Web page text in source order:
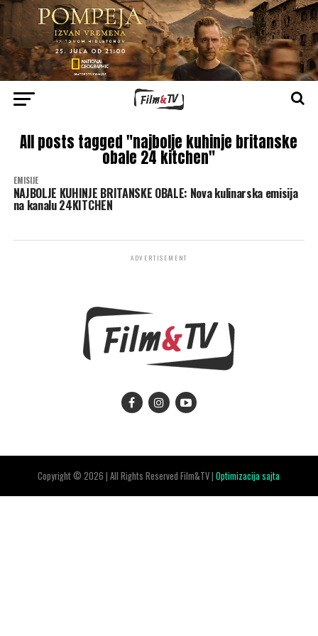
All posts tagged "najbolje kuhinje britanske
obale 24 kitchen"
EMISIJE
NAJBOLJE KUHINJE BRITANSKE OBALE: Nova kulinarska emisija
na kanalu 24KITCHEN
ADVERTISEMENT
Copyright © 2026 | All Rights Reserved Film&TV |Optimizacija sajta